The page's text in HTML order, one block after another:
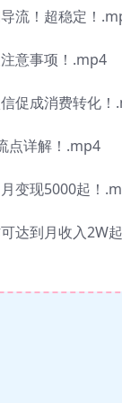
流！超稳定！
意事项！.mp4
促成消费转化！
点详解！.mp4
变现5000起！
达到月收入2W